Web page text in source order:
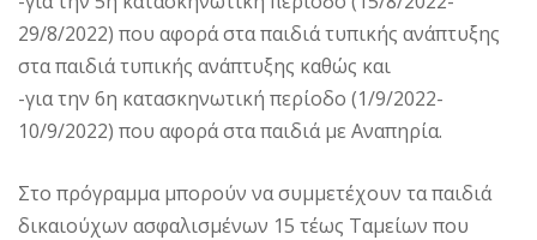
29/8/2022) που αφορά στα παιδιά τυπικής ανάπτυξης
στα παιδιά τυπικής ανάπτυξης καθώς και
-για την 6η κατασκηνωτική περίοδο (1/9/2022-
10/9/2022) που αφορά στα παιδιά με Αναπηρία.
Στο πρόγραμμα μπορούν να συμμετέχουν τα παιδιά
δικαιούχων ασφαλισμένων 15 τέως Ταμείων που